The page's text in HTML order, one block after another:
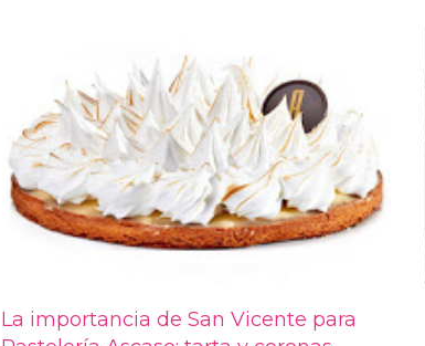
La importancia de San Vicente para